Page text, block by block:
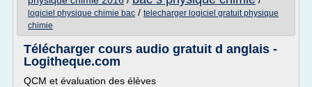
logiciel physique chimie bac / telecharger logiciel gratuit physique
chimie
Télécharger cours audio gratuit d anglais -
Logitheque.com
QCM et évaluation des élèves